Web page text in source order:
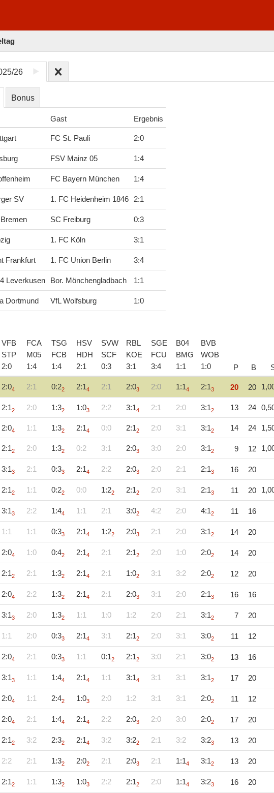
26
Bonus
Gast Ergebnis
FC St. Pauli 2:0
FSV Mainz 05 1:4
FC Bayern München 1:4
SV 1. FC Heidenheim 1846 2:1
SC Freiburg 0:3
1. FC Köln 3:1
Frankfurt 1. FC Union Berlin 3:4
Leverkusen Bor. Mönchengladbach 1:1
Dortmund VfL Wolfsburg 1:0
VFB
STP
2:0
FCA
M05
1:4
TSG
FCB
1:4
HSV
HDH
2:1
SVW
SCF
0:3
RBL
KOE
3:1
SGE
FCU
3:4
B04
BMG
1:1
BVB
WOB
1:0 P B
2:04 2:1 0:22 2:14 2:1 2:03 2:0 1:14 2:13 20 20
2:12 2:0 1:32 1:03 2:2 3:14 2:1 2:0 3:12 13 24
2:04 1:1 1:32 2:14 0:0 2:12 2:0 3:1 3:12 14 24
2:12 2:0 1:32 0:2 3:1 2:03 3:0 2:0 3:12 9 12
3:13 2:1 0:33 2:14 2:2 2:03 2:0 2:1 2:13 16 20
2:12 1:1 0:22 0:0 1:22 2:12 2:0 3:1 2:13 11 20
3:13 2:2 1:44 1:1 2:1 3:02 4:2 2:0 4:12 11 16
1:1 1:1 0:33 2:14 1:22 2:03 2:1 2:0 3:12 14 20
2:04 1:0 0:42 2:14 2:1 2:12 2:0 1:0 2:02 14 20
2:12 2:1 1:32 2:14 2:1 1:02 3:1 3:2 2:02 12 20
2:04 2:2 1:32 2:14 2:1 2:03 3:1 2:0 2:13 16 16
3:13 2:0 1:32 1:1 1:0 1:2 2:0 2:1 3:12 7 20
1:1 2:0 0:33 2:14 3:1 2:12 2:0 3:1 3:02 11 12
2:04 2:1 0:33 1:1 0:12 2:12 3:0 2:1 3:02 13 16
3:13 1:1 1:44 2:14 1:1 3:14 3:1 3:1 3:12 17 20
2:04 1:1 2:42 1:03 2:0 1:2 3:1 3:1 2:02 11 12
2:04 2:1 1:44 2:14 2:2 2:03 2:0 3:0 2:02 17 20
2:12 3:2 2:32 2:14 3:2 3:22 2:1 3:2 3:23 13 20
2:2 2:1 1:32 2:02 2:1 2:03 2:1 1:14 3:12 13 20
2:12 1:1 1:32 1:03 2:2 2:12 2:0 1:14 3:23 16 20